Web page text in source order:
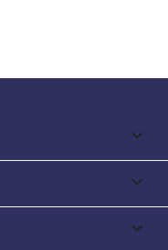


